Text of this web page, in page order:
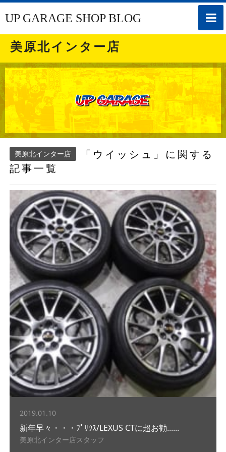
toggle
UP GARAGE SHOP BLOG
美原北インター店
美原北インター店
「ウイッシュ」に関する
記事一覧
2019.01.10
新年早々・・・ﾌﾟﾘｳｽ/LEXUS CTに超お勧......
美原北インター店スタッフ